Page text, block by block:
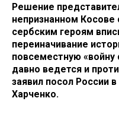
Решение
непризнанном Косове
сербским героям
переиначивание
повсеместную «войну
давно ведется и
заявил посол России
Харченко.